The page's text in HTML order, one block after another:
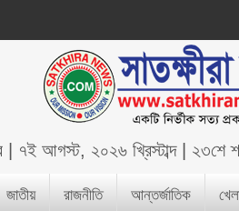
৭ই আগস্ট, ২০২৬ খ্রিস্টাব্দ| ২৩শে
জাতীয় রাজনীতি আন্তর্জাতিক